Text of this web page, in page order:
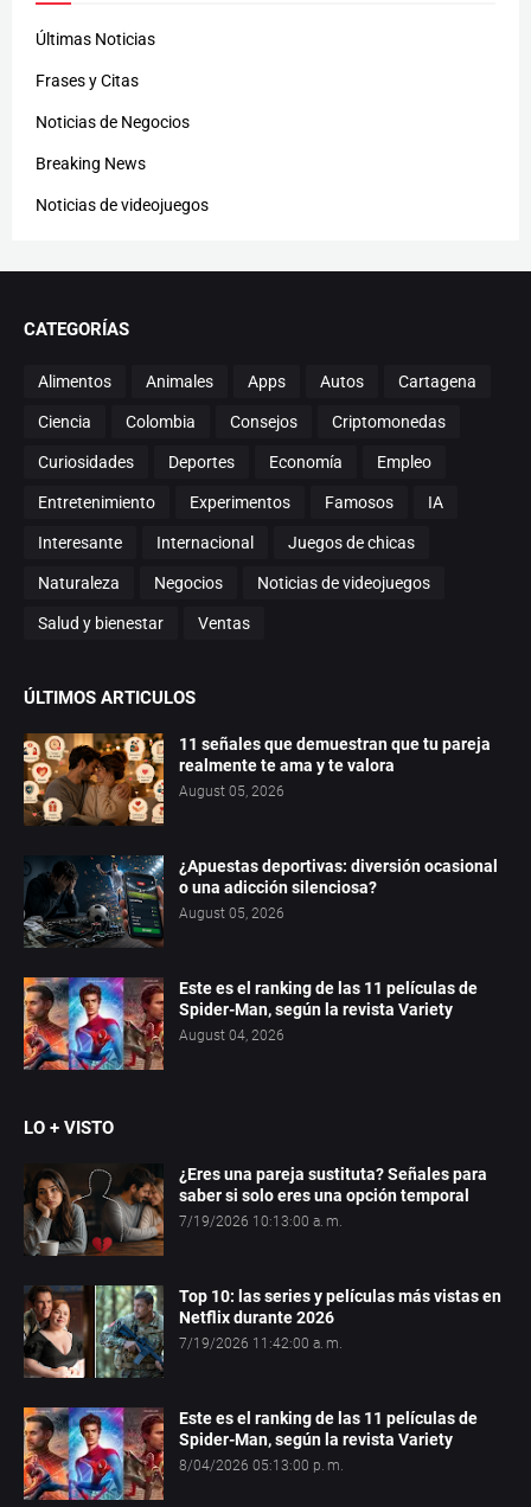
Últimas Noticias
Frases y Citas
Noticias de Negocios
Breaking News
Noticias de videojuegos
CATEGORÍAS
Alimentos Animales Apps Autos Cartagena
Ciencia Colombia Consejos Criptomonedas
Curiosidades Deportes Economía Empleo
Entretenimiento Experimentos Famosos IA
Interesante Internacional Juegos de chicas
Naturaleza Negocios Noticias de videojuegos
Salud y bienestar Ventas
ÚLTIMOS ARTICULOS
11 señales que demuestran que tu pareja
realmente te ama y te valora
August 05, 2026
¿Apuestas deportivas: diversión ocasional
o una adicción silenciosa?
August 05, 2026
Este es el ranking de las 11 películas de
Spider-Man, según la revista Variety
August 04, 2026
LO + VISTO
¿Eres una pareja sustituta? Señales para
saber si solo eres una opción temporal
7/19/2026 10:13:00 a. m.
Top 10: las series y películas más vistas en
Netflix durante 2026
7/19/2026 11:42:00 a. m.
Este es el ranking de las 11 películas de
Spider-Man, según la revista Variety
8/04/2026 05:13:00 p. m.